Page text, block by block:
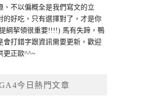
、不以偏概全是我們寫文的立
的好吃，只有選擇對了，才是你
綱挈領很重要!!!!) 馬有失蹄，鴨
會打錯字跟資訊需要更新，歡迎
更正歐^^~
今日熱門文章